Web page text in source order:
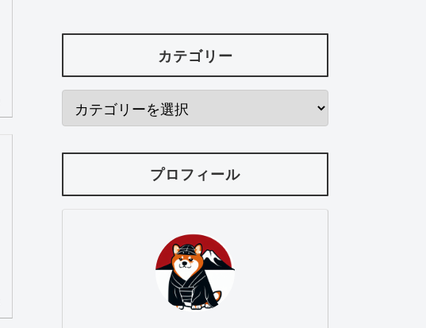
カテゴリー
プロフィール